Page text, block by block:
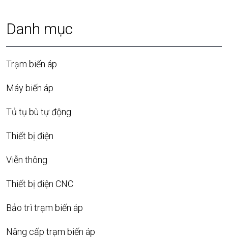
Danh mục
Trạm biến áp
Máy biến áp
Tủ tụ bù tự động
Thiết bị điện
Viễn thông
Thiết bị điện CNC
Bảo trì trạm biến áp
Nâng cấp trạm biến áp